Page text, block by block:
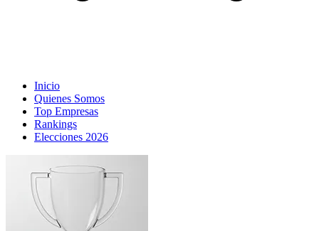
Inicio
Quienes Somos
Top Empresas
Rankings
Elecciones 2026